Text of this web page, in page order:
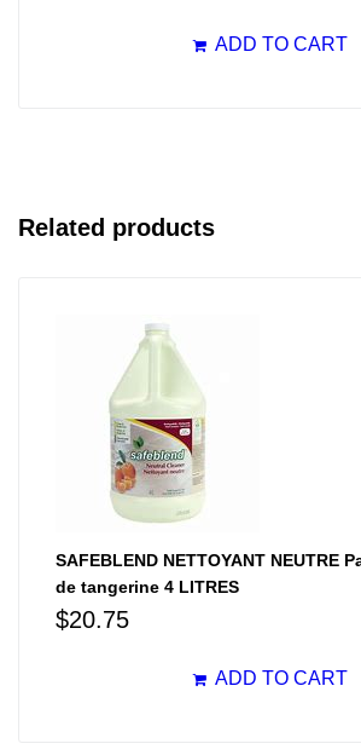
ADD TO CART
Related products
SAFEBLEND NETTOYANT NEUTRE
de tangerine 4 LITRES
$20.75
ADD TO CART